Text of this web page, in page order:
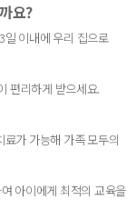
별할까요?
이내에 우리 집으로
이 편리하게 받으세요.
가 가능해 가족 모두의
아이에게 최적의 교육을